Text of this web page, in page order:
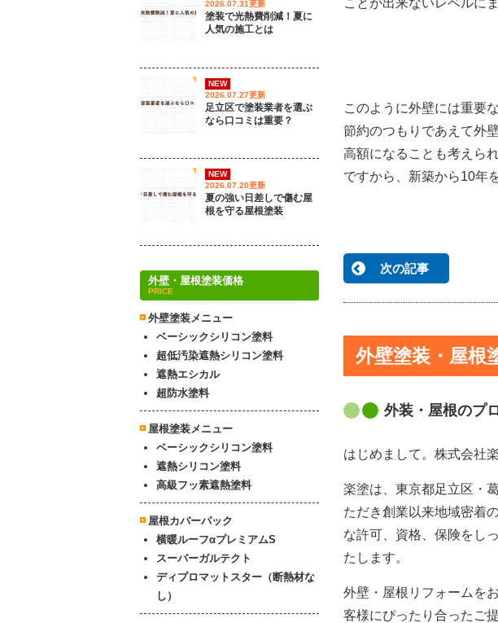
ことが出来ないレベルに
このように外壁には重要
節約のつもりであえて外
高額になることも考えられ
ですから、新築から10年
次の記事
外壁塗装・屋根
外装・屋根のプ
はじめまして。株式会社
楽塗は、東京都足立区・
ただき創業以来地域密着
な許可、資格、保険をし
たします。
外壁・屋根リフォームを
客様にぴったり合ったご
2026.07.31更新
塗装で光熱費削減！夏に
人気の施工とは
NEW
2026.07.27更新
足立区で塗装業者を選ぶ
なら口コミは重要？
NEW
2026.07.20更新
夏の強い日差しで傷む屋
根を守る屋根塗装
外壁・屋根塗装価格
PRICE
外壁塗装メニュー
ベーシックシリコン塗料
超低汚染遮熱シリコン塗料
遮熱エシカル
超防水塗料
屋根塗装メニュー
ベーシックシリコン塗料
遮熱シリコン塗料
高級フッ素遮熱塗料
屋根カバーパック
横暖ルーフαプレミアムS
スーパーガルテクト
ディプロマットスター（断熱材な
し）